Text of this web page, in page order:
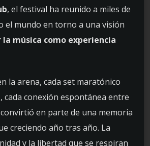
, el festival ha reunido a miles de
el mundo en torno a una visión
música como experiencia
la arena, cada set maratónico
cada conexión espontánea entre
en parte de una memoria
creciendo año tras año. La
y la libertad que se respiran